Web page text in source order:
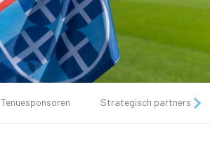
Tenuesponsoren Strategisch partners